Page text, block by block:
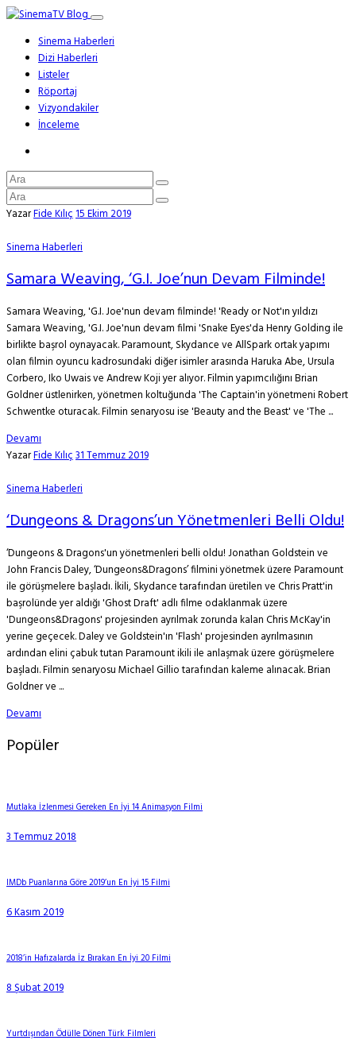
Sinema Haberleri
Dizi Haberleri
Listeler
Röportaj
Vizyondakiler
İnceleme
YazarFide Kılıç15 Ekim 2019
Sinema Haberleri
Samara Weaving, ‘G.I. Joe’nun Devam Filminde!
Samara Weaving, 'G.I. Joe'nun devam filminde! 'Ready or Not'ın yıldızı
Samara Weaving, 'G.I. Joe'nun devam filmi 'Snake Eyes'da Henry Golding ile
birlikte başrol oynayacak. Paramount, Skydance ve AllSpark ortak yapımı
olan filmin oyuncu kadrosundaki diğer isimler arasında Haruka Abe, Ursula
Corbero, Iko Uwais ve Andrew Koji yer alıyor. Filmin yapımcılığını Brian
Goldner üstlenirken, yönetmen koltuğunda 'The Captain'in yönetmeni Robert
Schwentke oturacak. Filmin senaryosu ise 'Beauty and the Beast' ve 'The ...
Devamı
YazarFide Kılıç31 Temmuz 2019
Sinema Haberleri
‘Dungeons & Dragons’un Yönetmenleri Belli Oldu!
‘Dungeons & Dragons'un yönetmenleri belli oldu! Jonathan Goldstein ve
John Francis Daley, ‘Dungeons&Dragons’ filmini yönetmek üzere Paramount
ile görüşmelere başladı. İkili, Skydance tarafından üretilen ve Chris Pratt'in
başrolünde yer aldığı 'Ghost Draft' adlı filme odaklanmak üzere
'Dungeons&Dragons' projesinden ayrılmak zorunda kalan Chris McKay'in
yerine geçecek. Daley ve Goldstein'ın 'Flash' projesinden ayrılmasının
ardından elini çabuk tutan Paramount ikili ile anlaşmak üzere görüşmelere
başladı. Filmin senaryosu Michael Gillio tarafından kaleme alınacak. Brian
Goldner ve ...
Devamı
Popüler
Mutlaka İzlenmesi Gereken En İyi 14 Animasyon Filmi
3 Temmuz 2018
IMDb Puanlarına Göre 2019’un En İyi 15 Filmi
6 Kasım 2019
2018’in Hafızalarda İz Bırakan En İyi 20 Filmi
8 Şubat 2019
Yurtdışından Ödülle Dönen Türk Filmleri